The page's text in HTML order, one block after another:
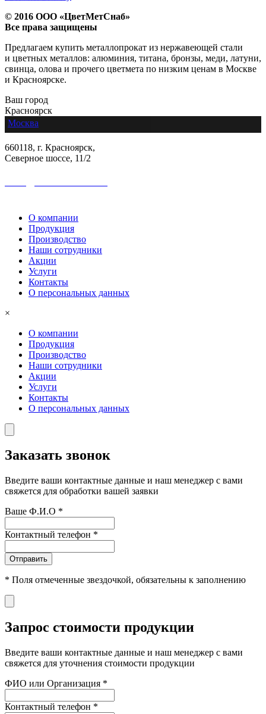
© 2016 ООО «ЦветМетСнаб»
Все права защищены
Предлагаем купить металлопрокат из нержавеющей стали
и цветных металлов: алюминия, титана, бронзы, меди, латуни,
свинца, олова и прочего цветмета по низким ценам в Москве
и Красноярске.
Ваш город
Красноярск
Москва
660118, г. Красноярск,
Северное шоссе, 11/2
О компании
Продукция
Производство
Наши сотрудники
Акции
Услуги
Контакты
О персональных данных
×
О компании
Продукция
Производство
Наши сотрудники
Акции
Услуги
Контакты
О персональных данных
Заказать звонок
Введите ваши контактные данные и наш менеджер с вами
свяжется для обработки вашей заявки
Ваше Ф.И.О *
Контактный телефон *
Отправить
* Поля отмеченные звездочкой, обязательны к заполнению
Запрос стоимости продукции
Введите ваши контактные данные и наш менеджер с вами
свяжется для уточнения стоимости продукции
ФИО или Организация *
Контактный телефон *